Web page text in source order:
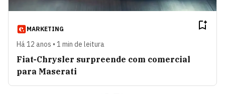
MARKETING
Há 12 anos • 1 min de leitura
Fiat-Chrysler surpreende com comercial
para Maserati